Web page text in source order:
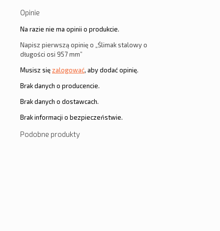
Opinie
Na razie nie ma opinii o produkcie.
Napisz pierwszą opinię o „Ślimak stalowy o
długości osi 957 mm”
Musisz sięzalogować, aby dodać opinię.
Brak danych o producencie.
Brak danych o dostawcach.
Brak informacji o bezpieczeństwie.
Podobne produkty